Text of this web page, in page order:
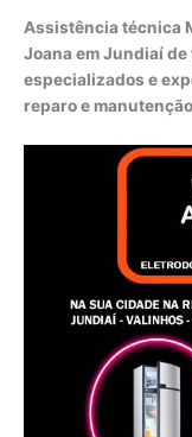
Assistência técnica
Joana em Jundiaí
especializados e
reparo e